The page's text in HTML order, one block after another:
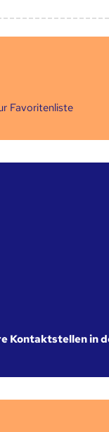
Favoritenliste
Kontaktstellen in